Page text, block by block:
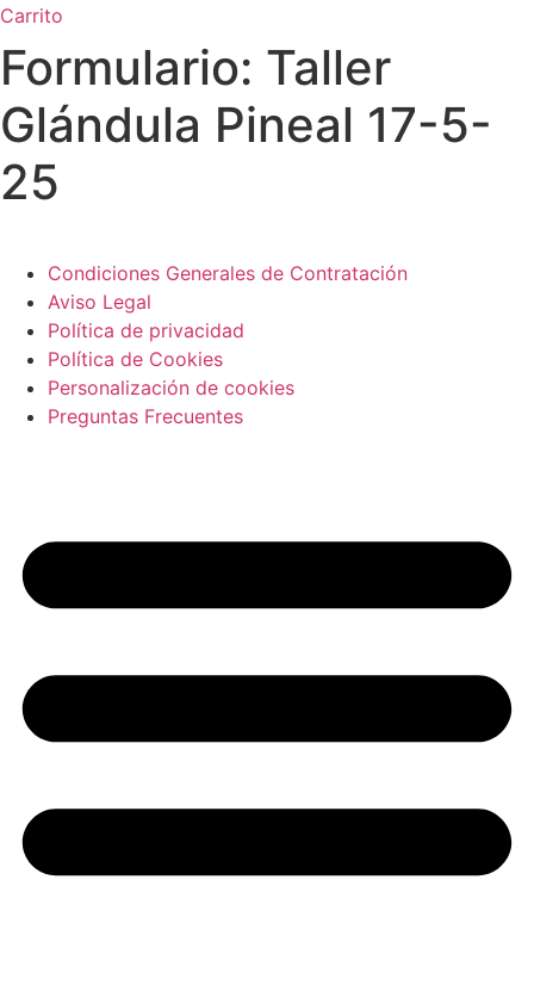
Carrito
Formulario: Taller
Glándula Pineal 17-5-
25
Condiciones Generales de Contratación
Aviso Legal
Política de privacidad
Política de Cookies
Personalización de cookies
Preguntas Frecuentes